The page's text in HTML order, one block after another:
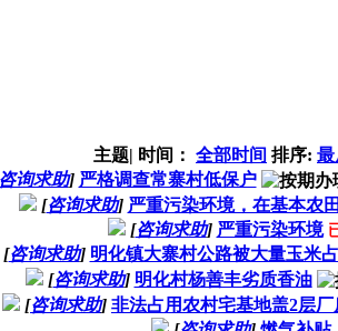
主题| 时间： 全部时间 排序: 最
询求助] 严格调查常寨村低保户
[咨询求助] 严重污染环境，在基本农
[咨询求助] 严重污染环境
[咨询求助] 明化镇大寨村公路被大量玉米
[咨询求助] 明化村杨善丰劣质香油
[咨询求助] 非法占用农村宅基地盖2层